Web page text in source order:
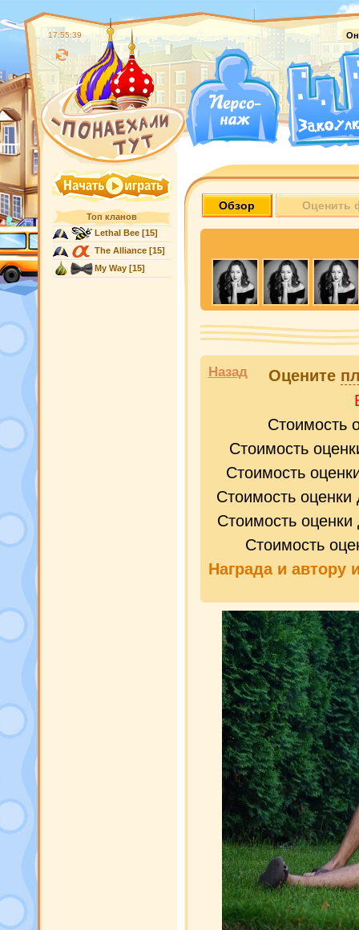
17:55:40
Топ кланов
Lethal Bee[15]
The Alliance[15]
My Way[15]
Обзор Оценить
Назад Оцените
Стоимость
Стоимость
Стоимость
Стоимость
Стоимость
Стоимость
Награда и автору